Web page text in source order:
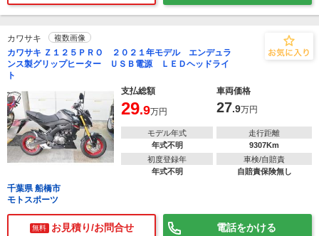
カワサキ 複数画像
カワサキ Ｚ１２５ＰＲＯ ２０２１年モデル エンデュラ
ンス製グリップヒーター ＵＳＢ電源 ＬＥＤヘッドライ
ト
支払総額
車両価格
29.9万円 27.9万円
モデル年式
年式不明
走行距離
9307Km
初度登録年
年式不明
車検/自賠責
自賠責保険無し
千葉県 船橋市
モトスポーツ
無料 お見積り/お問合せ 電話をかける